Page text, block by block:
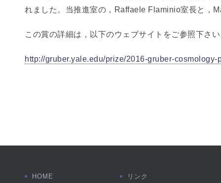
れました。当推進室の，Raffaele Flaminio室長と，
この賞の詳細は，以下のウェブサイトをご参照下さ
http://gruber.yale.edu/prize/2016-gruber-cosmology-
HOME
リンク